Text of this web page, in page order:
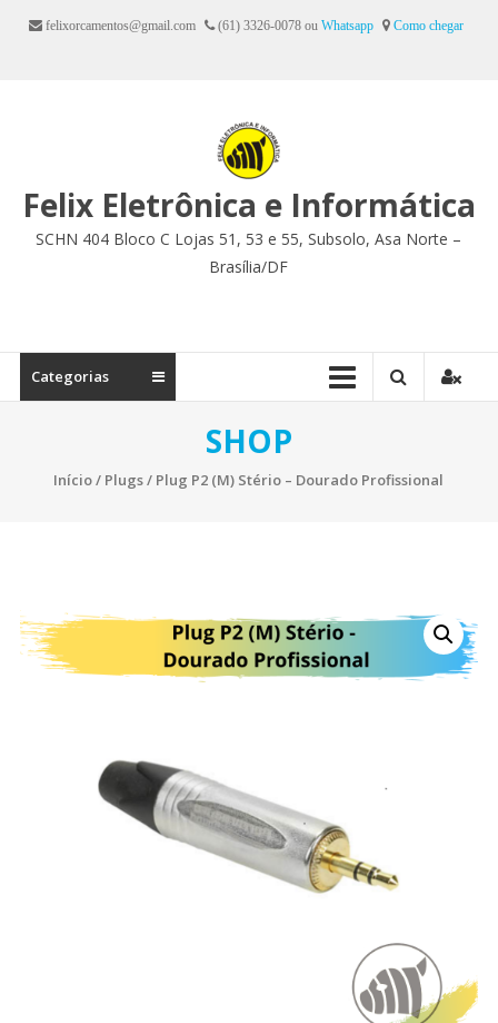
para
felixorcamentos@gmail.com (61) 3326-0078 ou Whatsapp Como chegar
Felix Eletrônica e Informática
SCHN 404 Bloco C Lojas 51, 53 e 55, Subsolo, Asa Norte –
Brasília/DF
Categorias
SHOP
Início/ Plugs/ Plug P2 (M) Stério – Dourado Profissional